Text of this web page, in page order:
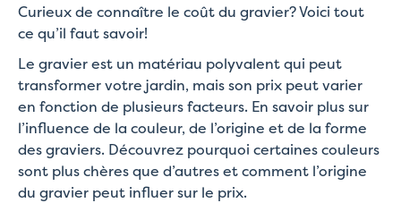
Curieux de connaître le coût du gravier? Voici tout
ce qu’il faut savoir!
Le gravier est un matériau polyvalent qui peut
transformer votre jardin, mais son prix peut varier
en fonction de plusieurs facteurs. En savoir plus sur
l’influence de la couleur, de l’origine et de la forme
des graviers. Découvrez pourquoi certaines couleurs
sont plus chères que d’autres et comment l’origine
du gravier peut influer sur le prix.